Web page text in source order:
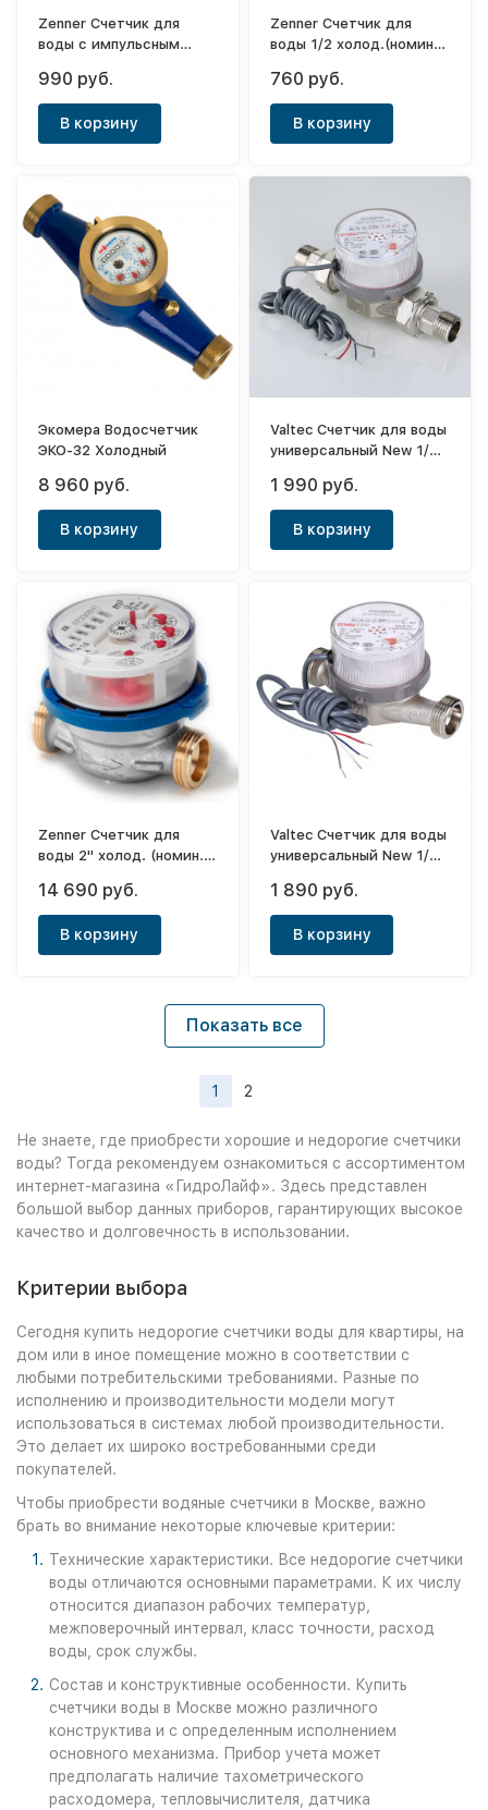
Zenner Счетчик для
воды с импульсным
(номин. расход 1,5м3/
ч)900001259 2016года
990 руб.
В корзину
Zenner Счетчик для
воды 1/2 холод.(номин..
760 руб.
В корзину
Экомера Водосчетчик
ЭКО-32 Холодный
8 960 руб.
В корзину
Valtec Счетчик для воды
универсальный New 1/2
(межповерочный
интервал 6 лет) с
импульсным выходом
1 990 руб.
В корзину
Zenner Счетчик для
воды 2" холод. (номин.
2017года
(120850+143194)
14 690 руб.
В корзину
Valtec Счетчик для воды
универсальный New 1/2
(межповерочный
интервал 6 лет) с
импульсным выходом
без сгонов
1 890 руб.
В корзину
Показать все
1 2
Не знаете, где приобрести хорошие и недорогие счетчики
воды? Тогда рекомендуем ознакомиться с ассортиментом
интернет-магазина «ГидроЛайф». Здесь представлен
большой выбор данных приборов, гарантирующих высокое
качество и долговечность в использовании.
Критерии выбора
Сегодня купить недорогие счетчики воды для квартиры, на
дом или в иное помещение можно в соответствии с
любыми потребительскими требованиями. Разные по
исполнению и производительности модели могут
использоваться в системах любой производительности.
Это делает их широко востребованными среди
покупателей.
Чтобы приобрести водяные счетчики в Москве, важно
брать во внимание некоторые ключевые критерии:
Технические характеристики. Все недорогие счетчики
воды отличаются основными параметрами. К их числу
относится диапазон рабочих температур,
межповерочный интервал, класс точности, расход
воды, срок службы.
Состав и конструктивные особенности. Купить
счетчики воды в Москве можно различного
конструктива и с определенным исполнением
основного механизма. Прибор учета может
предполагать наличие тахометрического
расходомера, тепловычислителя, датчика